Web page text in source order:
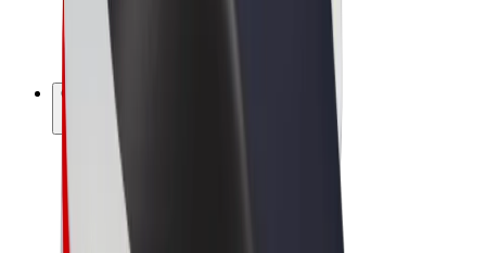
Bicis
Bolt Plus
Colabora con Bolt
Conductores
Ingresos de conductor/a
Repartidores